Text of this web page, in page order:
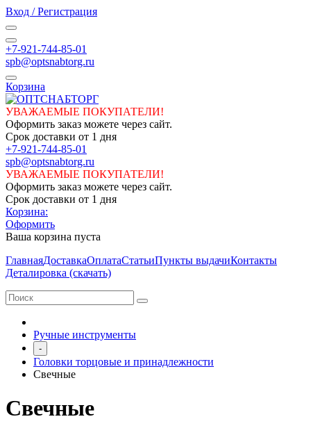
Вход / Регистрация
+7-921-744-85-01
spb@optsnabtorg.ru
Корзина
УВАЖАЕМЫЕ ПОКУПАТЕЛИ!
Оформить заказ можете через сайт.
Срок доставки от 1 дня
+7-921-744-85-01
spb@optsnabtorg.ru
УВАЖАЕМЫЕ ПОКУПАТЕЛИ!
Оформить заказ можете через сайт.
Срок доставки от 1 дня
Корзина:
Оформить
Ваша корзина пуста
ГлавнаяДоставкаОплатаСтатьиПункты выдачиКонтакты
Деталировка (скачать)
Ручные инструменты
-
Головки торцовые и принадлежности
Свечные
Свечные